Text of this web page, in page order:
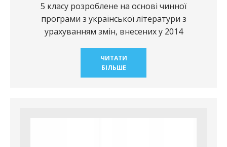
5 класу розроблене на основі чинної
програми з української літератури з
урахуванням змін, внесених у 2014
ЧИТАТИ
БІЛЬШЕ